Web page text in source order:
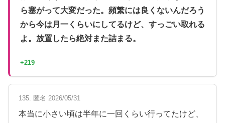
ら塞がって大変だった。頻繁には良くないんだろう
から今は月一くらいにしてるけど、すっごい取れる
よ。放置したら絶対また詰まる。
+219
135. 匿名 2026/05/31
本当に小さい頃は半年に一回くらい行ってたけど、